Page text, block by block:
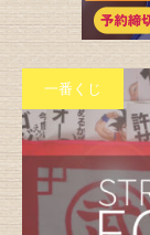
一番くじ